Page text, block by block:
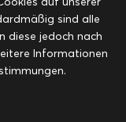
Kuchen und
&
Ostern Resteküche
sind alle
diese jedoch nach
Informationen